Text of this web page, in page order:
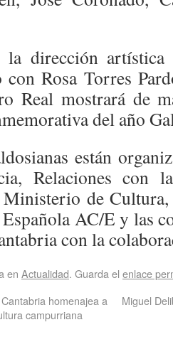
dirección artística
Rosa Torres
Real mostrará de
del año
están
Relaciones con
de
AC/E y las
con la
en Actualidad. Guarda el enlace
homenajea a
campurriana
Miguel